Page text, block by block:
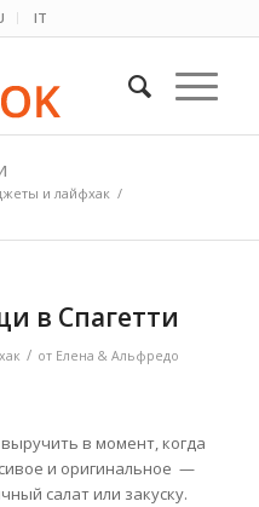
IT
и лайфхак /
в Спагетти
/ от Елена & Альфредо
в момент, когда
и оригинальное —
салат или закуску.